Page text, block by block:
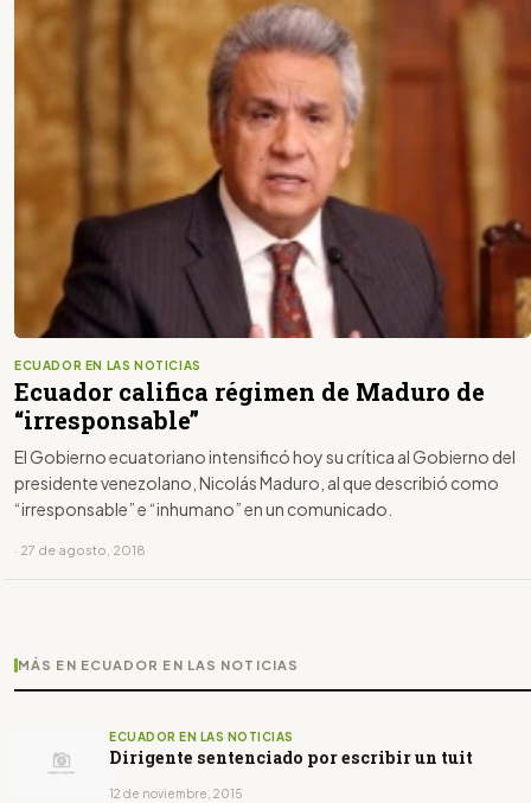
ECUADOR EN LAS NOTICIAS
Ecuador califica régimen de Maduro de
“irresponsable”
El Gobierno ecuatoriano intensificó hoy su crítica al Gobierno del
presidente venezolano, Nicolás Maduro, al que describió como
“irresponsable” e “inhumano” en un comunicado.
· 27 de agosto, 2018
MÁS EN ECUADOR EN LAS NOTICIAS
ECUADOR EN LAS NOTICIAS
Dirigente sentenciado por escribir un tuit
12 de noviembre, 2015